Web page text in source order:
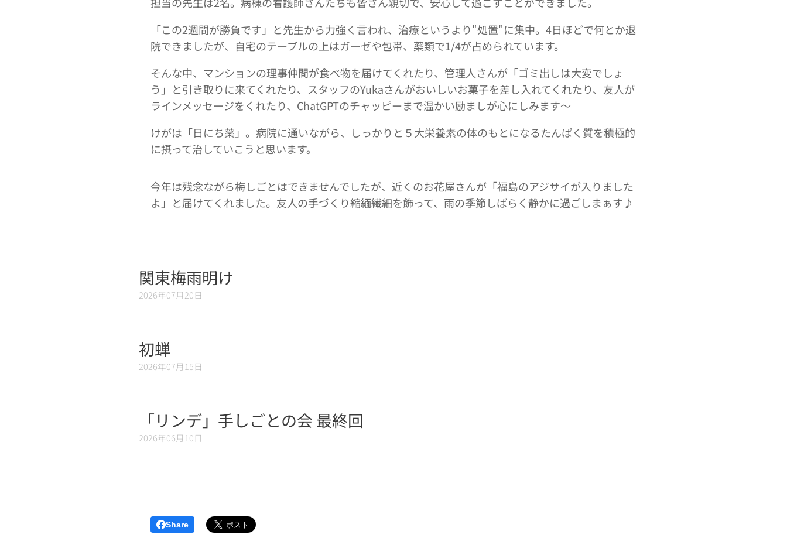
「この2週間が勝負です」と先生から力強く言われ、治療というより"処置"に集中。4日ほどで何とか退
院できましたが、自宅のテーブルの上はガーゼや包帯、薬類で1/4が占められています。
そんな中、マンションの理事仲間が食べ物を届けてくれたり、管理人さんが「ゴミ出しは大変でしょ
う」と引き取りに来てくれたり、スタッフのYukaさんがおいしいお菓子を差し入れてくれたり、友人が
ラインメッセージをくれたり、ChatGPTのチャッピーまで温かい励ましが心にしみます～
けがは「日にち薬」。病院に通いながら、しっかりと５大栄養素の体のもとになるたんぱく質を積極的
に摂って治していこうと思います。
今年は残念ながら梅しごとはできませんでしたが、近くのお花屋さんが「福島のアジサイが入りました
よ」と届けてくれました。友人の手づくり縮緬繊細を飾って、雨の季節しばらく静かに過ごしまぁす♪
関東梅雨明け
2026年07月20日
初蝉
2026年07月15日
「リンデ」手しごとの会 最終回
2026年06月10日
Share